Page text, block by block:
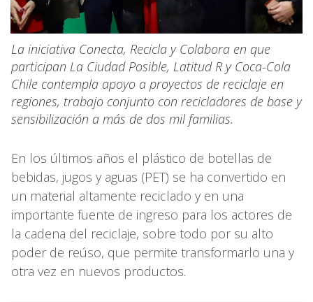
La iniciativa Conecta, Recicla y Colabora en que
participan La Ciudad Posible, Latitud R y Coca-Cola
Chile contempla apoyo a proyectos de reciclaje en
regiones, trabajo conjunto con recicladores de base y
sensibilización a más de dos mil familias.
En los últimos años el plástico de botellas de
bebidas, jugos y aguas (PET) se ha convertido en
un material altamente reciclado y en una
importante fuente de ingreso para los actores de
la cadena del reciclaje, sobre todo por su alto
poder de reúso, que permite transformarlo una y
otra vez en nuevos productos.